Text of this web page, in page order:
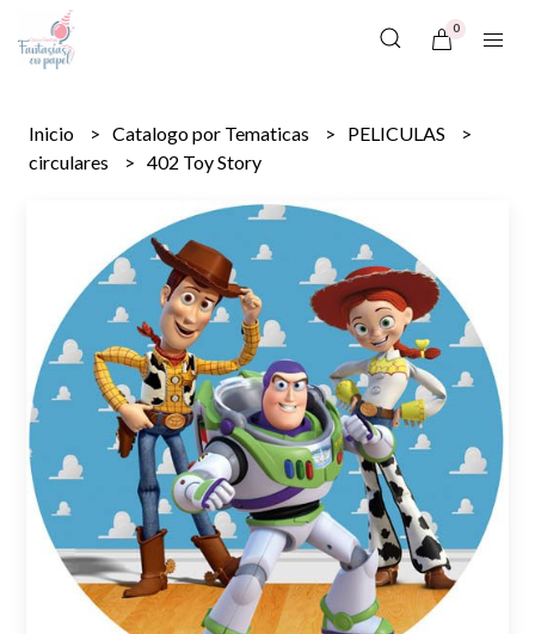
0
Inicio Catalogo por Tematicas
PELICULAS
circulares
402 Toy Story